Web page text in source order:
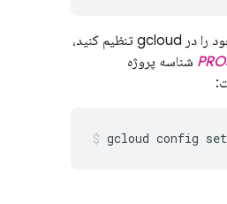
پروژه Firebase خود را در gcloud تنظیم کنید،
شناسه پروژه
gcloud config